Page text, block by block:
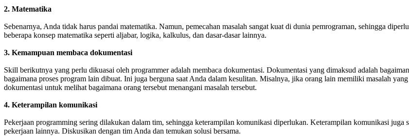
2. Matematika
Sebenarnya, Anda tidak harus pandai matematika. Namun, pemecahan masalah sangat kuat di dunia pemrograman, sehingga
beberapa konsep matematika seperti aljabar, logika, kalkulus, dan dasar-dasar lainnya.
3. Kemampuan membaca dokumentasi
Skill berikutnya yang perlu dikuasai oleh programmer adalah membaca dokumentasi. Dokumentasi yang dimaksud adalah
bagaimana proses program lain dibuat. Ini juga berguna saat Anda dalam kesulitan. Misalnya, jika orang lain memiliki masalah
dokumentasi untuk melihat bagaimana orang tersebut menangani masalah tersebut.
4. Keterampilan komunikasi
Pekerjaan programming sering dilakukan dalam tim, sehingga keterampilan komunikasi diperlukan. Keterampilan komunikasi juga
pekerjaan lainnya. Diskusikan dengan tim Anda dan temukan solusi bersama.